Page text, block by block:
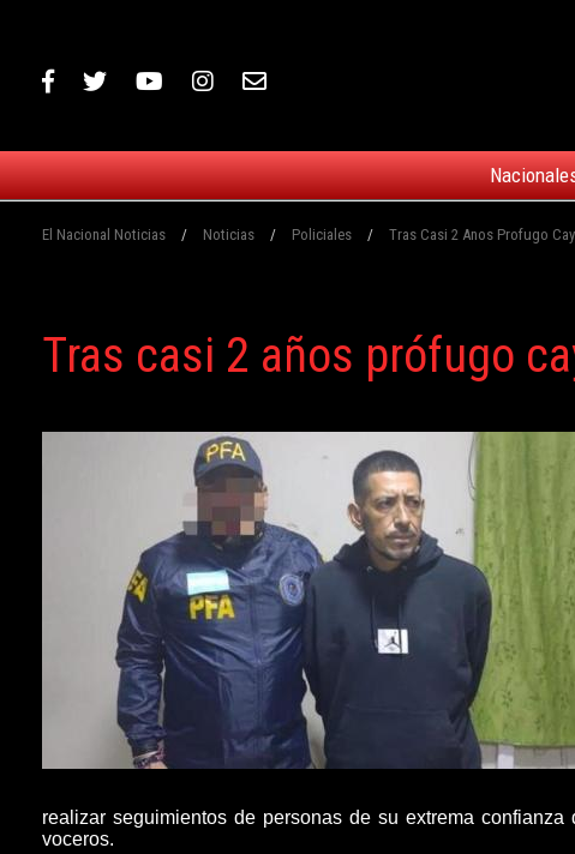
El Nacional Noticias / Noticias / Policiales / Tras Casi 2 Anos Profugo
Tras casi 2 años prófugo
realizar seguimientos de personas de su extrema confianza
voceros.